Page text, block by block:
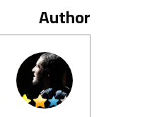
Author